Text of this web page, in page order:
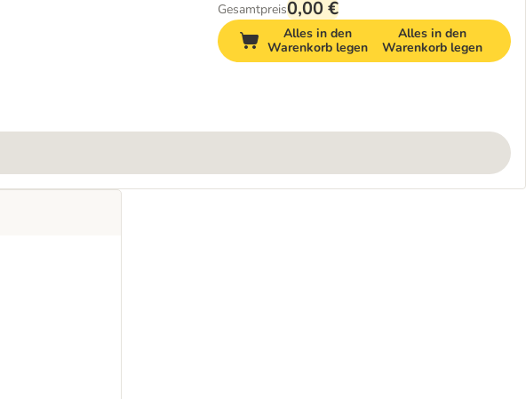
Gesamtpreis0,00 €
Alles in den
Warenkorb legen
Alles in den
Warenkorb legen